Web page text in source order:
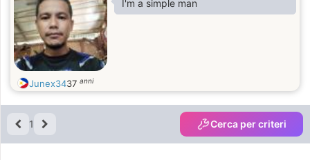
I'm a simple man
Junex3437 anni
1 Cerca per criteri